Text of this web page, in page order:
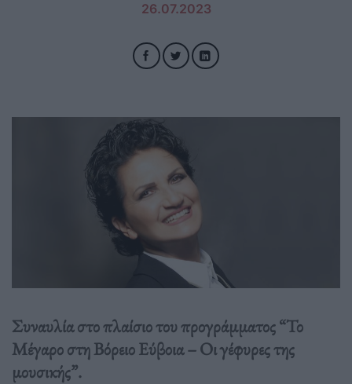
26.07.2023
Συναυλία στο πλαίσιο του προγράμματος “Το
Μέγαρο στη Βόρειο Εύβοια – Οι γέφυρες της
μουσικής”.